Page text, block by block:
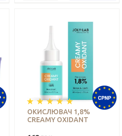
ОКИСЛЮВАЧ 1,8%
CREAMY OXIDANT